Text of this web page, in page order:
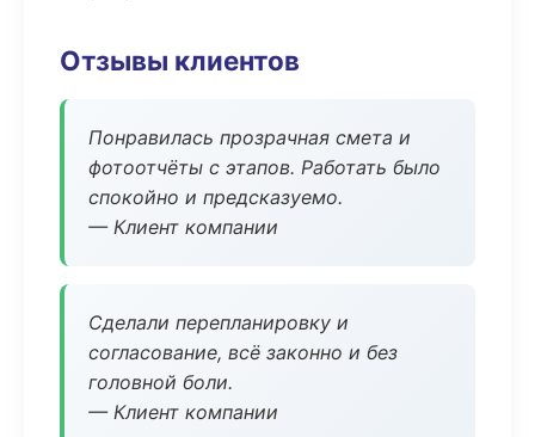
Отзывы клиентов
Понравилась прозрачная смета и
фотоотчёты с этапов. Работать было
спокойно и предсказуемо.
— Клиент компании
Сделали перепланировку и
согласование, всё законно и без
головной боли.
— Клиент компании